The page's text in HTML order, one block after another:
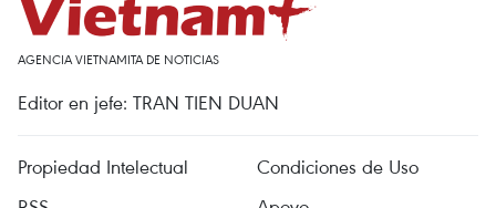
AGENCIA VIETNAMITA DE NOTICIAS
Editor en jefe: TRAN TIEN DUAN
Propiedad Intelectual
Condiciones de Uso